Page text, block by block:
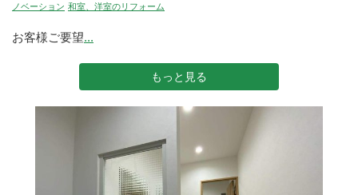
ノベーション 和室、洋室のリフォーム
お客様ご要望...
もっと見る